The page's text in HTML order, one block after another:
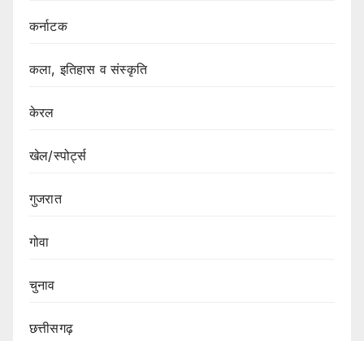
कर्नाटक
कला, इतिहास व संस्कृति
केरल
खेल/स्पोर्ट्स
गुजरात
गोवा
चुनाव
छत्तीसगढ़